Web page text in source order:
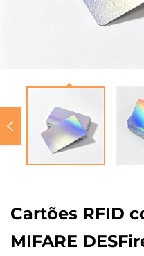
Cartões RFID
MIFARE